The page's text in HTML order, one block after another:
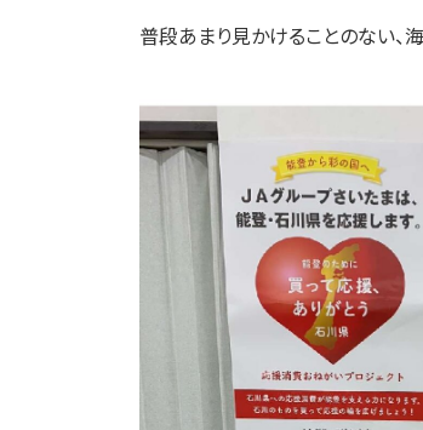
普段あまり見かけることのない、